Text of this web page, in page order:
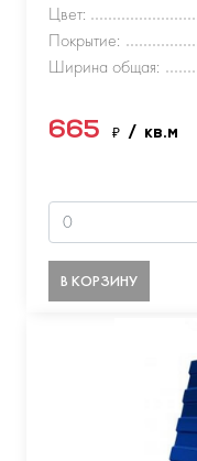
Цвет:
Покрытие:
Ширина общая:
665 ₽ / кв.м
В КОРЗИНУ